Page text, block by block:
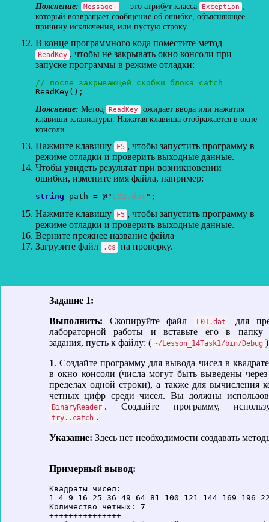
Message — это атрибут класса Exception
который возвращает сообщение об ошибке, объясняющее
причину исключения, или пустую строку.
В конце программного кода поместите метод
ReadKey , чтобы не закрывать окно консоли при
запуске программы в режиме отладки:
// после закрывающей скобки блока catch
Метод ReadKey
ожидает ввода или нажатия
клавиши клавиатуры. Нажатая клавиша отображается в окне
консоли.
Нажмите клавишу F5 , чтобы запустить программу в
режиме отладки и проверить выходные данные.
Чтобы увидеть результат при возникновении
ошибки, измените имя файла, например:
string path = @" L02.dat
Нажмите клавишу F5 , чтобы запустить программу в
режиме отладки и проверить выходные данные.
Верните прежнее название файла
Загрузите файл
.cs на проверку.
Задание 1:
Выполнить: Скопируйте файл L01.dat
для
лабораторной работы и вставьте его в папку
задания, пусть к файлу: ( ~/Lesson_14Task1/bin/Debug
1. Создайте программу для вывода чисел в
в окно консоли (числа могут быть выведены
пределах одной строки), а также для вычисления
четных цифр среди чисел. Вы должны
BinaryReader . Создайте программу,
try..catch .
Указание: Здесь нет необходимости создавать
Примерный вывод:
Квадраты чисел:
1 4 9 16 25 36 49 64 81 100 121 144 169 196
Количество четных: 7
+++++++++++++++